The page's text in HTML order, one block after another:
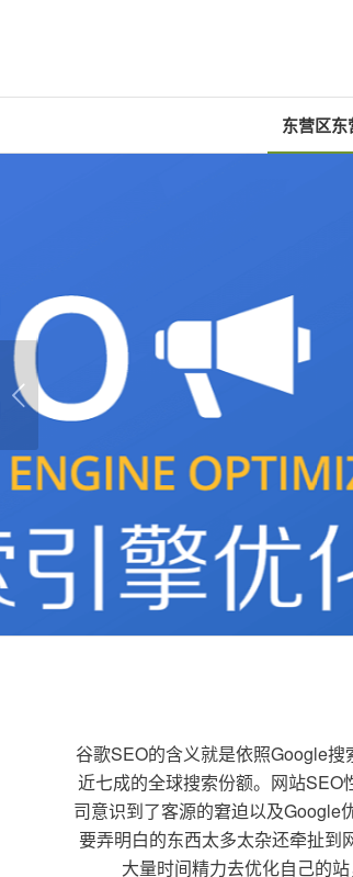
东营区
谷歌SEO的含义就是依照Google
近七成的全球搜索份额。网站
司意识到了客源的窘迫以及Google
要弄明白的东西太多太杂还牵扯到
大量时间精力去优化自己的